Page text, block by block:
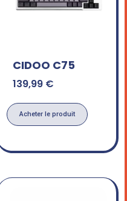
CIDOO C75
139,99 €
Acheter le produit